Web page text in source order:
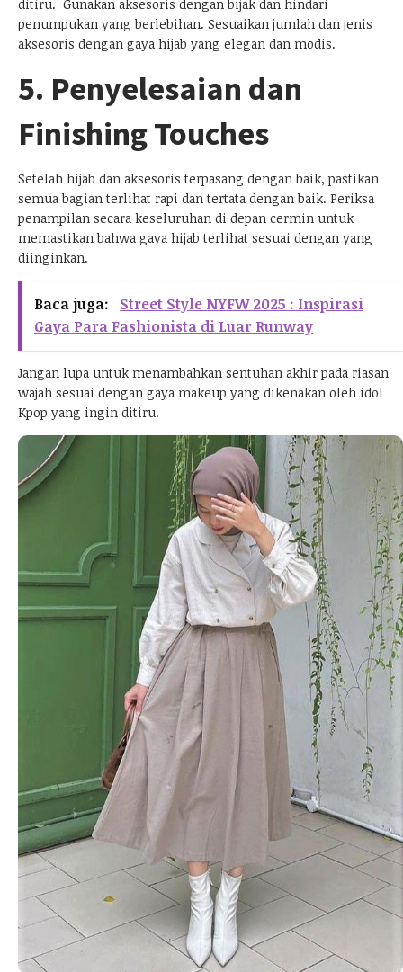
ditiru. Gunakan aksesoris dengan bijak dan hindari
penumpukan yang berlebihan. Sesuaikan jumlah dan jenis
aksesoris dengan gaya hijab yang elegan dan modis.
5. Penyelesaian dan
Finishing Touches
Setelah hijab dan aksesoris terpasang dengan baik, pastikan
semua bagian terlihat rapi dan tertata dengan baik. Periksa
penampilan secara keseluruhan di depan cermin untuk
memastikan bahwa gaya hijab terlihat sesuai dengan yang
diinginkan.
Baca juga:
Street Style NYFW 2025 : Inspirasi
Gaya Para Fashionista di Luar Runway
Jangan lupa untuk menambahkan sentuhan akhir pada riasan
wajah sesuai dengan gaya makeup yang dikenakan oleh idol
Kpop yang ingin ditiru.